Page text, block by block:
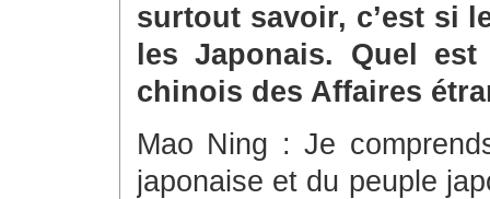
surtout savoir, c’est si
les Japonais. Quel
chinois des Affaires
Mao Ning : Je
japonaise et du peuple